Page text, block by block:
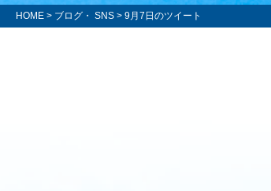
HOME > ブログ・ SNS > 9月7日のツイート